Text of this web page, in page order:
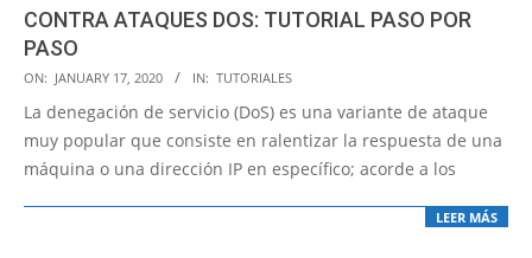
CONTRA ATAQUES DOS: TUTORIAL PASO POR
PASO
2020-
01-
ON: JANUARY 17, 2020 IN: TUTORIALES
La denegación de servicio (DoS) es una variante de ataque
muy popular que consiste en ralentizar la respuesta de una
máquina o una dirección IP en específico; acorde a los
LEER MÁS